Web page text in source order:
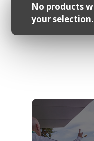
No products
your selection.